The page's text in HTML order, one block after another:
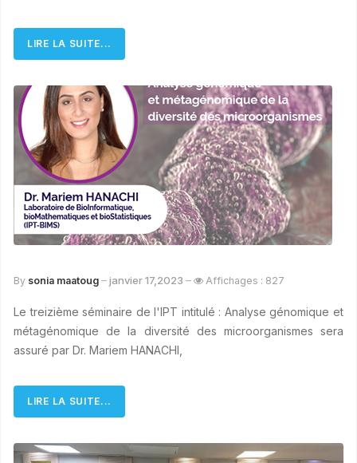
LIRE LA SUITE...
By sonia maatoug janvier 17,2023 Affichages : 827
Le treizième séminaire de l'IPT intitulé : Analyse génomique et
métagénomique de la diversité des microorganismes sera
assuré par Dr. Mariem HANACHI,
LIRE LA SUITE...